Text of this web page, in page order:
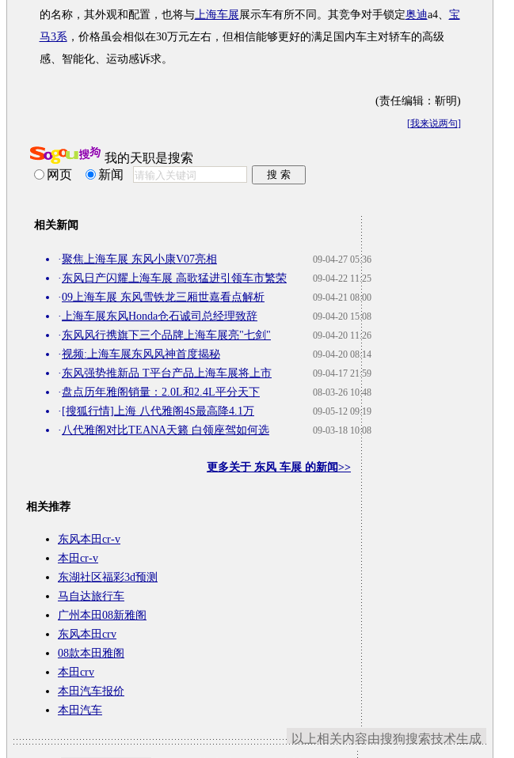
的名称，其外观和配置，也将与上海车展展示车有所不同。其竞争对手锁定奥迪a4、 宝
马3系，价格虽会相似在30万元左右，但相信能够更好的满足国内车主对轿车的高级
感、智能化、运动感诉求。
(责任编辑：靳明)
[我来说两句]
我的天职是搜索
网页
新闻
相关新闻
09-04-27 05:36
·聚焦上海车展 东风小康V07亮相
09-04-22 11:25
· 东风日产闪耀上海车展 高歌猛进引领车市繁荣
09-04-21 08:00
·09上海车展 东风雪铁龙三厢世嘉看点解析
09-04-20 15:08
· 上海车展东风Honda仓石诚司总经理致辞
09-04-20 11:26
· 东风风行携旗下三个品牌上海车展亮"七剑"
09-04-20 08:14
·视频:上海车展东风风神首度揭秘
09-04-17 21:59
· 东风强势推新品 T平台产品上海车展将上市
08-03-26 10:48
·盘点历年雅阁销量：2.0L和2.4L平分天下
09-05-12 09:19
· [搜狐行情]上海 八代雅阁4S最高降4.1万
09-03-18 10:08
· 八代雅阁对比TEANA天籁 白领座驾如何选
更多关于 东风 车展 的新闻>>
相关推荐
东风本田cr-v
本田cr-v
东湖社区福彩3d预测
马自达旅行车
广州本田08新雅阁
东风本田crv
08款本田雅阁
本田crv
本田汽车报价
本田汽车
以上相关内容由搜狗搜索技术生成